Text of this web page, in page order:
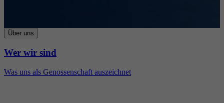
Über uns
Wer wir sind
Was uns als Genossenschaft auszeichnet